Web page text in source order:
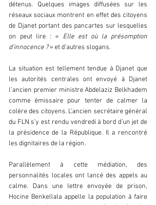
détenus. Quelques images diffusées sur les
réseaux sociaux montrent en effet des citoyens
de Djanet portant des pancartes sur lesquelles
on peut lire : « Elle est où la présomption
d’innocence ? » et d’autres slogans.
La situation est tellement tendue à Djanet que
les autorités centrales ont envoyé à Djanet
l’ancien premier ministre Abdelaziz Belkhadem
comme émissaire pour tenter de calmer la
colère des citoyens. L’ancien secrétaire général
du FLN s’y est rendu vendredi à bord d’un jet de
la présidence de la République. Il a rencontré
les dignitaires de la région.
Parallèlement à cette médiation, des
personnalités locales ont lancé des appels au
calme. Dans une lettre envoyée de prison,
Hocine Benkellala appelle la population à faire